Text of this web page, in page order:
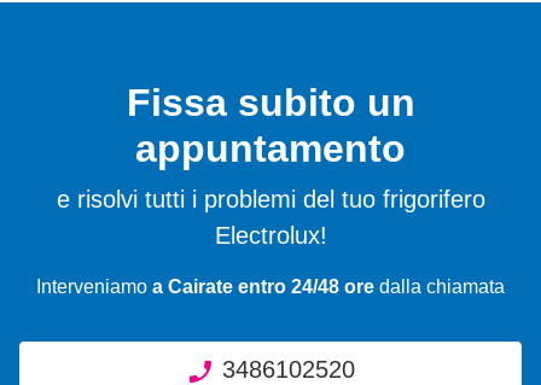
Fissa subito un
appuntamento
e risolvi tutti i problemi del tuo frigorifero
Electrolux!
Interveniamo a Cairate entro 24/48 ore dalla chiamata
3486102520